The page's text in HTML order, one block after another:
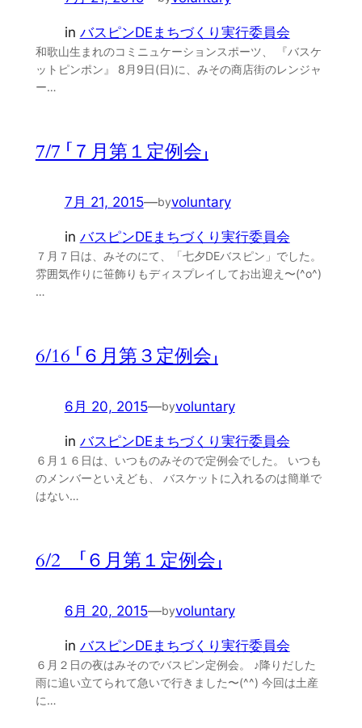
in バスピンDEまちづくり実行委員会
和歌山生まれのコミニュケーションスポーツ、 『バスケ
ットピンポン』 8月9日(日)に、みその商店街のレンジャ
ー…
7/7 「７月第１定例会」
7月 21, 2015—byvoluntary
in バスピンDEまちづくり実行委員会
７月７日は、みそのにて、「七夕DEバスピン」でした。
雰囲気作りに笹飾りもディスプレイしてお出迎え〜(^o^)
…
6/16 「６月第３定例会」
6月 20, 2015—byvoluntary
in バスピンDEまちづくり実行委員会
６月１６日は、いつものみそので定例会でした。 いつも
のメンバーといえども、 バスケットに入れるのは簡単で
はない…
6/2 「６月第１定例会」
6月 20, 2015—byvoluntary
in バスピンDEまちづくり実行委員会
６月２日の夜はみそのでバスピン定例会。 ♪降りだした
雨に追い立てられて急いで行きました〜(^^) 今回は土産
に…